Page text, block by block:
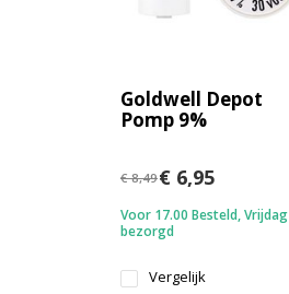
Goldwell Depot
Pomp 9%
€ 8,49€ 6,95
Voor 17.00 Besteld, Vrijdag
bezorgd
Vergelijk